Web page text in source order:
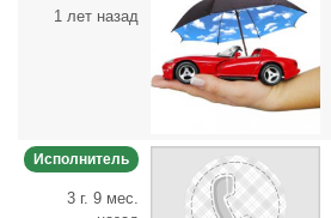
1 лет назад
Исполнитель
3 г. 9 мес.